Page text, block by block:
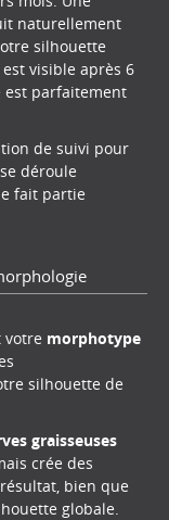
naturellement
silhouette
visible après 6
est parfaitement
de suivi pour
déroule
fait partie
votre morphotype
silhouette de
graisseuses
crée des
bien que
globale.